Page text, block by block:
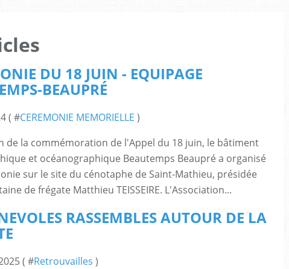
DU 18 JUIN - EQUIPAGE
BEAUPRÉ
( #CEREMONIE MEMORIELLE )
de la commémoration de l'Appel du 18 juin, le bâtiment
et océanographique Beautemps Beaupré a organisé
sur le site du cénotaphe de Saint-Mathieu, présidée
de frégate Matthieu TEISSEIRE. L'Association...
RASSEMBLES AUTOUR DE LA
( #Retrouvailles )